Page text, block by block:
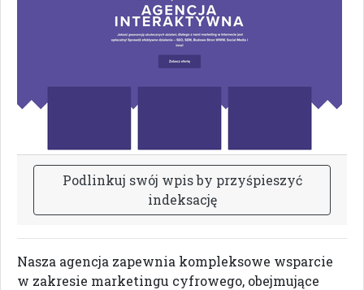
Podlinkuj swój wpisby przyśpieszyć
indeksację
Nasza agencja zapewnia kompleksowe wsparcie
w zakresie marketingu cyfrowego, obejmujące